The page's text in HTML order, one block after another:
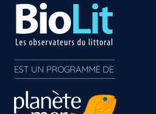
EST UN PROGRAMME DE